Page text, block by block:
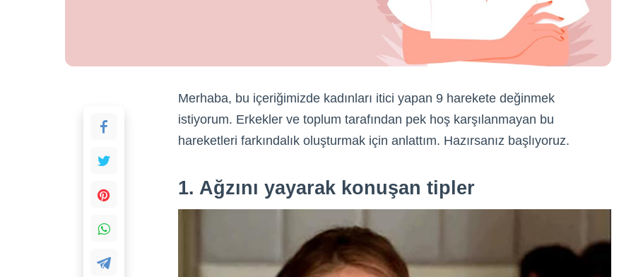
Merhaba, bu içeriğimizde kadınları itici yapan 9 harekete değinmek
istiyorum. Erkekler ve toplum tarafından pek hoş karşılanmayan bu
hareketleri farkındalık oluşturmak için anlattım. Hazırsanız başlıyoruz.
1. Ağzını yayarak konuşan tipler